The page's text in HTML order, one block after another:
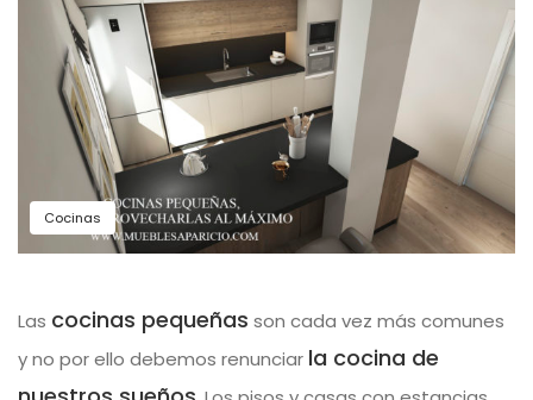
Cocinas
Las cocinas pequeñas son cada vez más comunes
y no por ello debemos renunciar la cocina de